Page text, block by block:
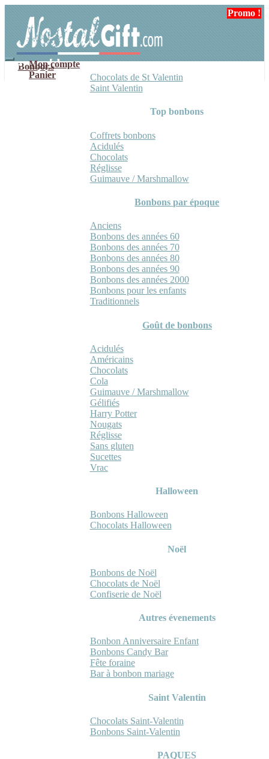
navigation
contenu
Mon compte
Panier
Bonbons
Chocolats de St Valentin
Saint Valentin
Top bonbons
Coffrets bonbons
Acidulés
Chocolats
Réglisse
Guimauve / Marshmallow
Bonbons par époque
Anciens
Bonbons des années 60
Bonbons des années 70
Bonbons des années 80
Bonbons des années 90
Bonbons des années 2000
Bonbons pour les enfants
Traditionnels
Goût de bonbons
Acidulés
Américains
Chocolats
Cola
Guimauve / Marshmallow
Gélifiés
Harry Potter
Nougats
Réglisse
Sans gluten
Sucettes
Vrac
Halloween
Bonbons Halloween
Chocolats Halloween
Noël
Bonbons de Noël
Chocolats de Noël
Confiserie de Noël
Autres évenements
Bonbon Anniversaire Enfant
Bonbons Candy Bar
Fête foraine
Bar à bonbon mariage
Saint Valentin
Chocolats Saint-Valentin
Bonbons Saint-Valentin
PAQUES
Promo !